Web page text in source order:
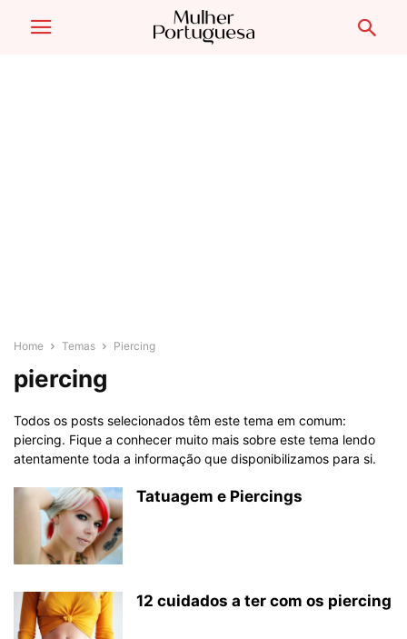
Home Temas Piercing
piercing
Todos os posts selecionados têm este tema em comum:
piercing. Fique a conhecer muito mais sobre este tema lendo
atentamente toda a informação que disponibilizamos para si.
Tatuagem e Piercings
12 cuidados a ter com os piercing